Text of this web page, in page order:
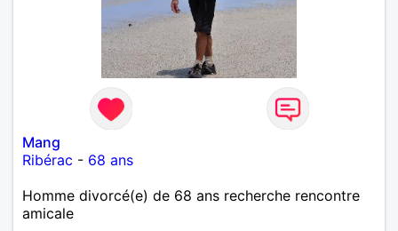
Mang
Ribérac - 68 ans
Homme divorcé(e) de 68 ans recherche rencontre
amicale